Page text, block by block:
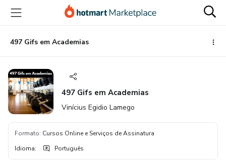
para
conteúdo
principal
para
pagamento
para
rodapé497 Gifs em Academias
497 Gifs em Academias
Vinícius Egidio Lamego
Formato: Cursos Online e Serviços de Assinatura
Idioma: Português